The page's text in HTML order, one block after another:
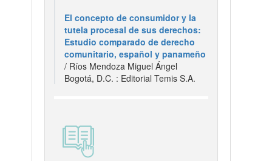
El concepto de consumidor y la
tutela procesal de sus derechos:
Estudio comparado de derecho
comunitario, español y panameño
/ Ríos Mendoza Miguel Ángel
Bogotá, D.C. : Editorial Temis S.A.